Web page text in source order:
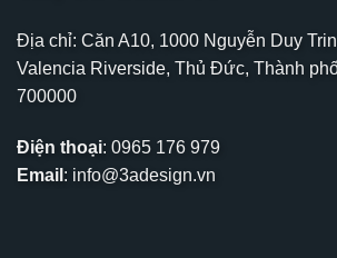
Địa chỉ: Căn A10, 1000 Nguyễn Duy
Valencia Riverside, Thủ Đức, Thành
700000
Điện thoại: 0965 176 979
Email : info@3adesign.vn